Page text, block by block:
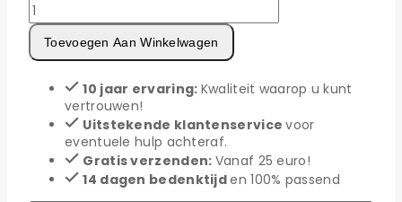
Toevoegen Aan Winkelwagen
10 jaar ervaring: Kwaliteit waarop u kunt
vertrouwen!
Uitstekende klantenservicevoor
eventuele hulp achteraf.
Gratis verzenden: Vanaf 25 euro!
14 dagen bedenktijden 100% passend